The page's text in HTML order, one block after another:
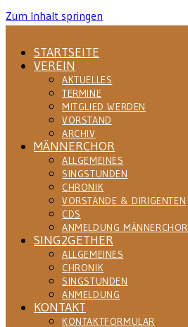
Zum Inhalt springen
STARTSEITE
VEREIN
AKTUELLES
TERMINE
MITGLIED WERDEN
VORSTAND
ARCHIV
MÄNNERCHOR
ALLGEMEINES
SINGSTUNDEN
CHRONIK
VORSTÄNDE & DIRIGENTEN
CDS
ANMELDUNG MÄNNERCHOR
SING2GETHER
ALLGEMEINES
CHRONIK
SINGSTUNDEN
ANMELDUNG
KONTAKT
KONTAKTFORMULAR